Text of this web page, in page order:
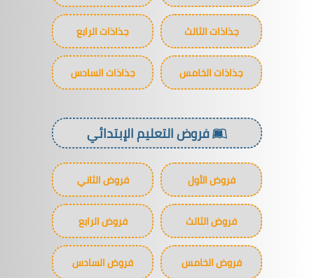
جذاذات الثالث جذاذات الرابع
جذاذات الخامس جذاذات السادس
فروض التعليم الإبتدائي
فروض الأول فروض الثاني
فروض الثالث فروض الرابع
فروض الخامس فروض السادس